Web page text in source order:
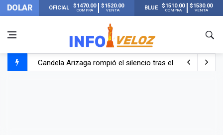
DOLAR OFICIAL $1470.00
COMPRA
$1520.00
VENTA BLUE $1510.00
COMPRA
$1530.00
VENTA
Candela Arizaga rompió el silencio tras el incidente con